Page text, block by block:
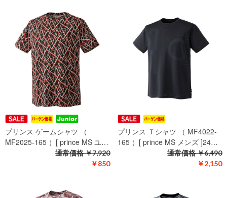
プリンス ゲームシャツ （
MF2025-165 ）[ prince MS ユ…
￥850
通常価格￥7,920
プリンス Ｔシャツ （ MF4022-
165 ）[ prince MS メンズ ]24…
￥2,150
通常価格￥6,490